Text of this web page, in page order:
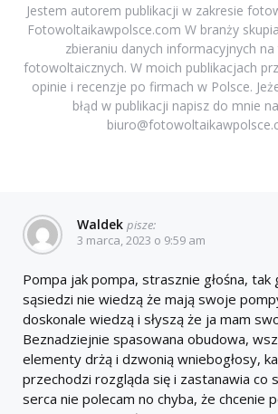
Jestem autorem publikacji w zakresie
Fotowoltaikawpolsce.com W branży
zbieraniu danych informacyjnych
fotowoltaicznych. W moich publikacjach
opinie i recenzje po firmach w Polsce.
błąd w publikacji napisz do mnie
Waldek pisze:
3 marca, 2023 o 9:59 am
Pompa jak pompa, strasznie głośna, tak
sąsiedzi nie wiedzą że mają swoje
doskonale wiedzą i słyszą że ja mam
Beznadziejnie spasowana obudowa,
elementy drżą i dzwonią wniebogłosy,
przechodzi rozgląda się i zastanawia co
serca nie polecam no chyba, że chcenie